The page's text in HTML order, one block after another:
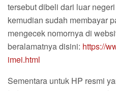
tersebut dibeli dari luar
kemudian sudah membayar
mengecek nomornya di
beralamatnya disini: https://
imei.html
Sementara untuk HP resmi